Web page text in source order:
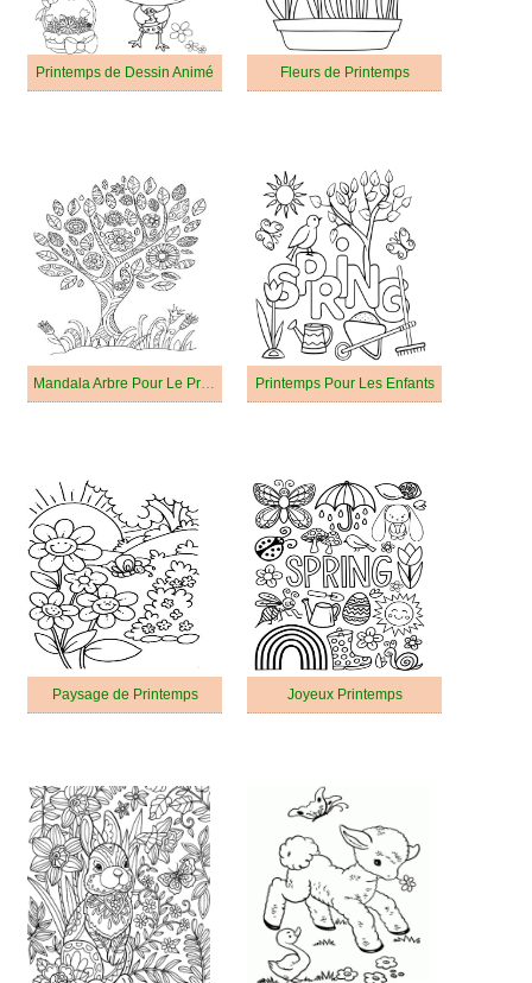
Printemps de Dessin Animé Fleurs de Printemps
Mandala Arbre Pour Le Printemps Printemps Pour Les Enfants
Paysage de Printemps Joyeux Printemps